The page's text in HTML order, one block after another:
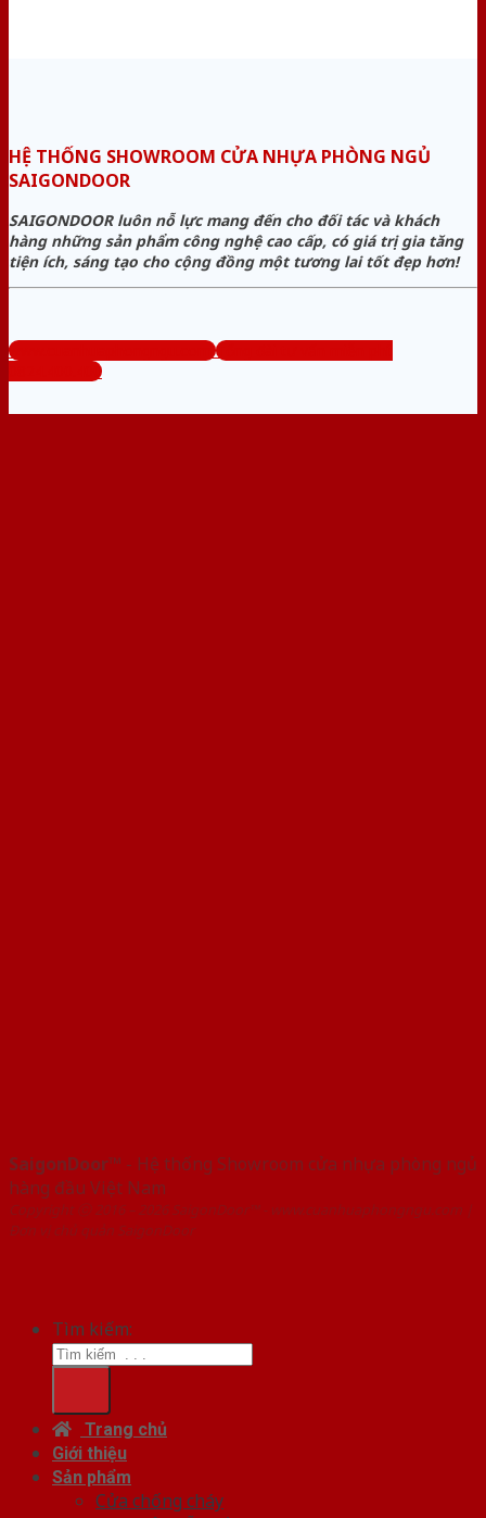
HỆ THỐNG SHOWROOM CỬA NHỰA PHÒNG NGỦ
SAIGONDOOR
SAIGONDOOR luôn nỗ lực mang đến cho đối tác và khách
hàng những sản phẩm công nghệ cao cấp, có giá trị gia tăng
tiện ích, sáng tạo cho cộng đồng một tương lai tốt đẹp hơn!
www.cuanhuaphongngu.com
Tổng đài tư vấn miễn phí:
0824.400.400
SaigonDoor™ - Hệ thống Showroom cửa nhựa phòng ngủ
hàng đầu Việt Nam
Copyright ⓒ 2016 – 2026 SaigonDoor™ - www.cuanhuaphongngu.com |
Đơn vị chủ quản SaigonDoor
Tìm kiếm:
Trang chủ
Giới thiệu
Sản phẩm
Cửa chống cháy